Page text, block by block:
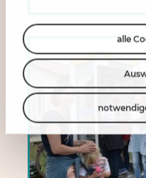
alle